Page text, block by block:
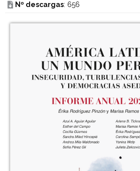
Nº descargas: 656